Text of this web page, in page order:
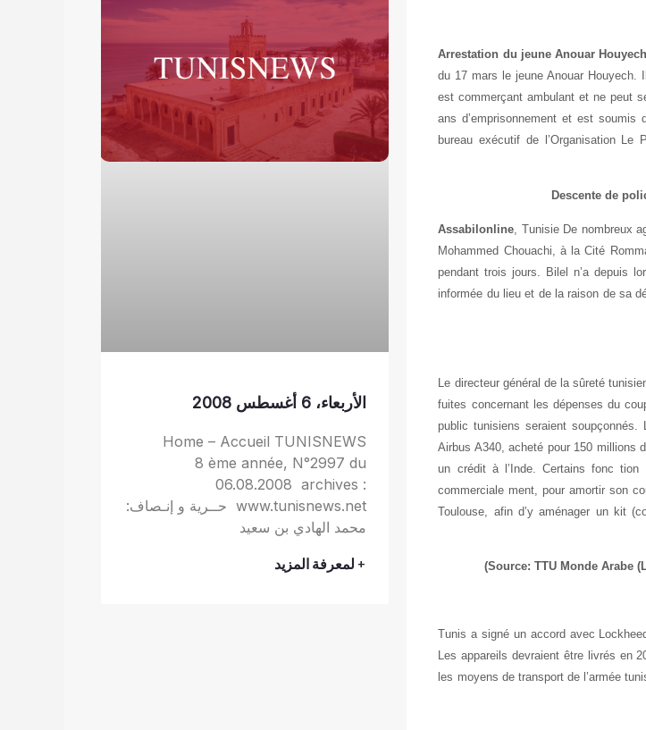
du 17 mars le jeune Anouar Houyech.
est commerçant ambulant et ne peut
ans d’emprisonnement et est
bureau exécutif de l’Organisation Le
Descente de
Assabilonline , Tunisie De nombreux
Mohammed Chouachi, à la Cité
pendant trois jours. Bilel n’a depuis
informée du lieu et de la raison de sa
Le directeur général de la sûreté
fuites concernant les dépenses du
public tunisiens seraient
Airbus A340, acheté pour 150 millions
un crédit à l’Inde. Certains fonc
commerciale ment, pour amortir son
Toulouse, afin d’y aménager un kit
Tunis a signé un accord avec
Les appareils devraient être livrés en
les moyens de transport de l’armée
الأربعاء، 6 أغسطس 2008
Home – Accueil TUNISNEWS
8 ème année, N°2997 du
06.08.2008 archives :
www.tunisnews.net حــرية و إنـصاف:
محمد الهادي بن سعيد
+ لمعرفة المزيد